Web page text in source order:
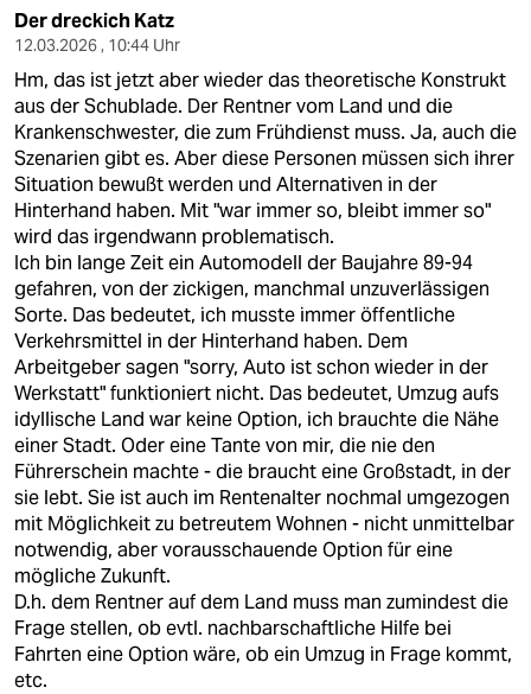
Der dreckich Katz
12.03.2026 , 10:44 Uhr
Hm, das ist jetzt aber wieder das theoretische Konstrukt
aus der Schublade. Der Rentner vom Land und die
Krankenschwester, die zum Frühdienst muss. Ja, auch die
Szenarien gibt es. Aber diese Personen müssen sich ihrer
Situation bewußt werden und Alternativen in der
Hinterhand haben. Mit "war immer so, bleibt immer so"
wird das irgendwann problematisch.
Ich bin lange Zeit ein Automodell der Baujahre 89-94
gefahren, von der zickigen, manchmal unzuverlässigen
Sorte. Das bedeutet, ich musste immer öffentliche
Verkehrsmittel in der Hinterhand haben. Dem
Arbeitgeber sagen "sorry, Auto ist schon wieder in der
Werkstatt" funktioniert nicht. Das bedeutet, Umzug aufs
idyllische Land war keine Option, ich brauchte die Nähe
einer Stadt. Oder eine Tante von mir, die nie den
Führerschein machte - die braucht eine Großstadt, in der
sie lebt. Sie ist auch im Rentenalter nochmal umgezogen
mit Möglichkeit zu betreutem Wohnen - nicht unmittelbar
notwendig, aber vorausschauende Option für eine
mögliche Zukunft.
D.h. dem Rentner auf dem Land muss man zumindest die
Frage stellen, ob evtl. nachbarschaftliche Hilfe bei
Fahrten eine Option wäre, ob ein Umzug in Frage kommt,
etc.